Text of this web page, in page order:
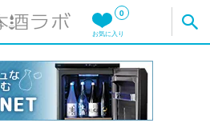
0
お気に入り